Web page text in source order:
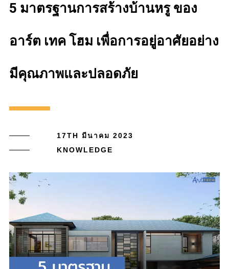
5 มาตรฐานการสร้างบ้านหรู ของ
อาร์ต เทค โฮม เพื่อการอยู่อาศัยอย่าง
มีคุณภาพและปลอดภัย
17TH มีนาคม 2023
KNOWLEDGE